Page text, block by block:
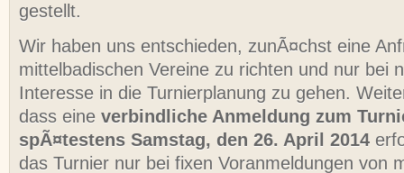
gestellt.
Wir haben uns entschieden, zunÃ¤chst eine
mittelbadischen Vereine zu richten und nur bei
Interesse in die Turnierplanung zu gehen.
dass eine verbindliche Anmeldung zum
spÃ¤testens Samstag, den 26. April 2014
das Turnier nur bei fixen Voranmeldungen von